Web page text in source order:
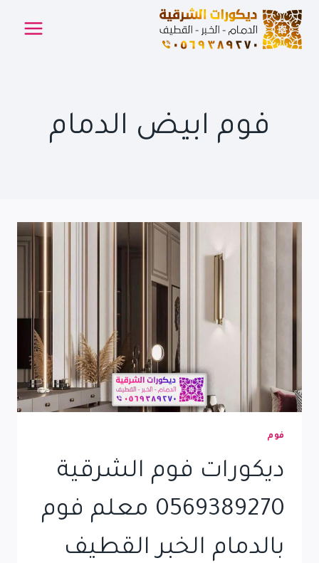
التجاوز
المحتوى
فوم ابيض الدمام
فوم
ديكورات فوم الشرقية
0569389270 معلم فوم
بالدمام الخبر القطيف